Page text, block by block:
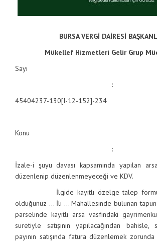
BURSA VERGİ DAİRESİ
Mükellef Hizmetleri Gelir Grup
Sayı
:
45404237-130[I-12-152]-234
Konu
:
İzale-i şuyu davası kapsamında yapılan
düzenlenip düzenlenmeyeceği ve KDV.
İlgide kayıtlı özelge talep
olduğunuz … İli … Mahallesinde bulunan
parselinde kayıtlı arsa vasfındaki
suretiyle satışının yapılacağından
payının satışında fatura düzenlemek zorunda